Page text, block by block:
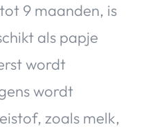
9 maanden, is
als papje
wordt
wordt
zoals melk,